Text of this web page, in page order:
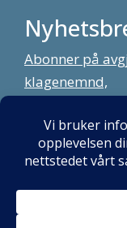
Abonner på
klagenemnd,